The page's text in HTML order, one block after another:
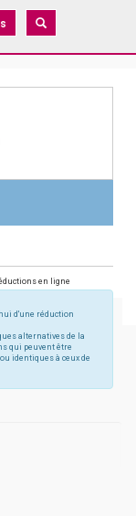
en ligne
d'une réduction
alternatives de la
qui peuvent être
identiques à ceux de